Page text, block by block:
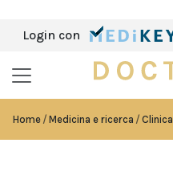
Login con
Home Medicina e ricerca Clinica